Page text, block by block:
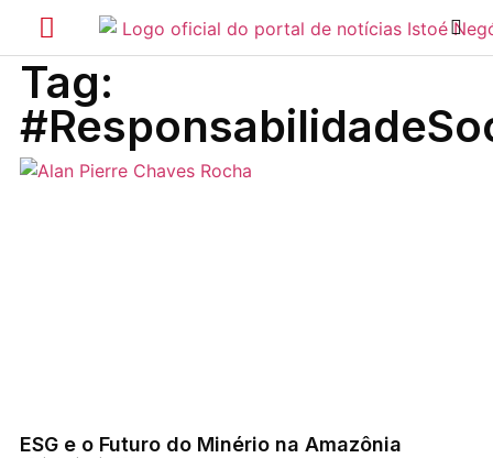
Tag:
ESG e o Futuro do Minério na Amazônia